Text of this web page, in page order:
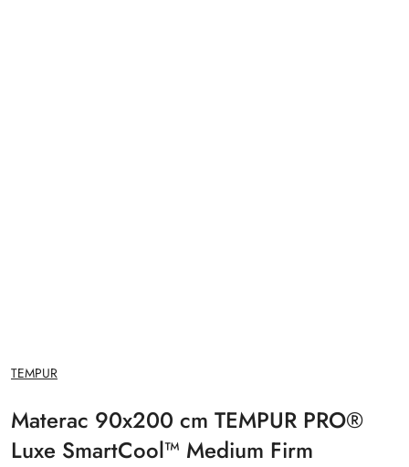
NAZWA
PRODUCENTA:
TEMPUR
Materac 90x200 cm TEMPUR PRO®
Luxe SmartCool™ Medium Firm